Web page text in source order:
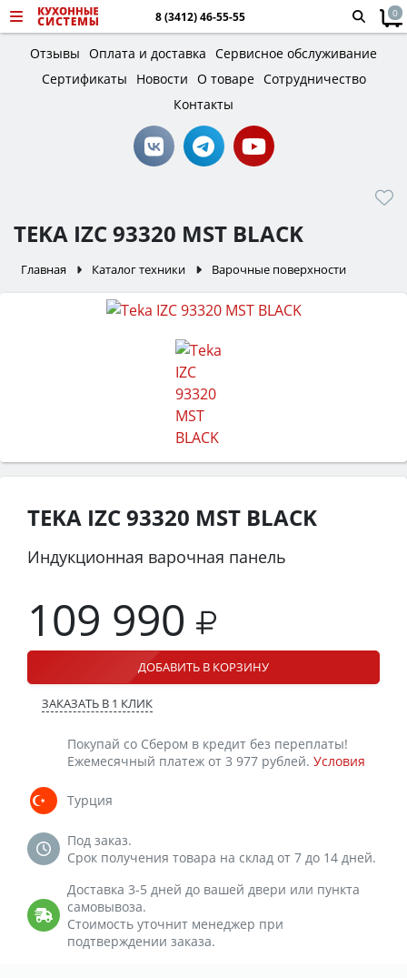
8 (3412) 46-55-55 0
Отзывы Оплата и доставка Сервисное обслуживание
Сертификаты
Новости О товаре Сотрудничество
Контакты
TEKA IZC 93320 MST BLACK
Главная Каталог техники Варочные поверхности
TEKA IZC 93320 MST BLACK
Индукционная варочная панель
109 990
ДОБАВИТЬ В КОРЗИНУ
ЗАКАЗАТЬ В 1 КЛИК
Покупай со Сбером в кредит без переплаты!
Ежемесячный платеж от 3 977 рублей. Условия
Турция
Под заказ.
Срок получения товара на склад от 7 до 14 дней.
Доставка 3-5 дней до вашей двери или пункта
самовывоза.
Стоимость уточнит менеджер при
подтверждении заказа.